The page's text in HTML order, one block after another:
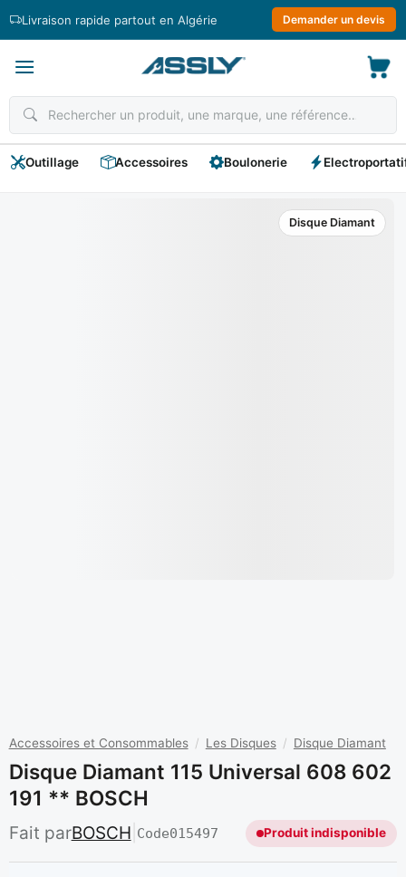
Livraison rapide partout en Algérie Demander un devis
Outillage Accessoires Boulonerie
Disque Diamant
Accessoires et Consommables / Les Disques / Disque Diamant
Disque Diamant 115 Universal 608 602
191 ** BOSCH
Fait parBOSCH Code015497 Produit indisponible